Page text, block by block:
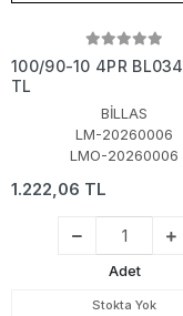
100/90-10 4PR BL034
TL
BİLLAS
LM-20260006
LMO-20260006
1.222,06 TL
Adet
Stokta Yok